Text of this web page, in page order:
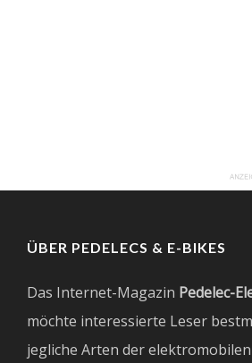
ÜBER PEDELECS & E-BIKES
Das Internet-Magazin Pedelec-
möchte interessierte Leser
jegliche Arten der